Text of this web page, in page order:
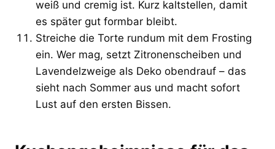
weiß und cremig ist. Kurz kaltstellen, damit
es später gut formbar bleibt.
Streiche die Torte rundum mit dem Frosting
ein. Wer mag, setzt Zitronenscheiben und
Lavendelzweige als Deko obendrauf – das
sieht nach Sommer aus und macht sofort
Lust auf den ersten Bissen.